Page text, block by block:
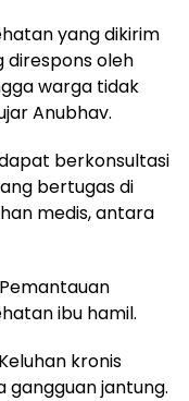
yang dikirim
direspons oleh
warga tidak
Anubhav.
berkonsultasi
bertugas di
medis, antara
ibu hamil.
kronis
gangguan jantung.